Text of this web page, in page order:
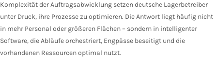
Komplexität der Auftragsabwicklung setzen deutsche Lagerbetreiber
unter Druck, ihre Prozesse zu optimieren. Die Antwort liegt häufig nicht
in mehr Personal oder größeren Flächen – sondern in intelligenter
Software, die Abläufe orchestriert, Engpässe beseitigt und die
vorhandenen Ressourcen optimal nutzt.